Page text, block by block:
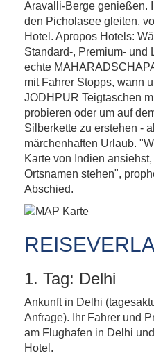
Aravalli-Berge genießen.
den Picholasee gleiten,
Hotel. Apropos Hotels:
Standard-, Premium- und
echte
mit Fahrer Stopps, wann
JODHPUR Teigtaschen
probieren oder um auf
Silberkette zu erstehen -
märchenhaften Urlaub.
Karte von Indien
Ortsnamen stehen",
Abschied.
1. Tag: Delhi
Ankunft in Delhi
Anfrage). Ihr Fahrer und
am Flughafen in Delhi
Hotel.